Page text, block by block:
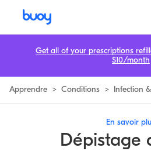
Apprendre > Conditions > Infection
En savoir
Dépistage
Get all of your prescriptions
$10/month